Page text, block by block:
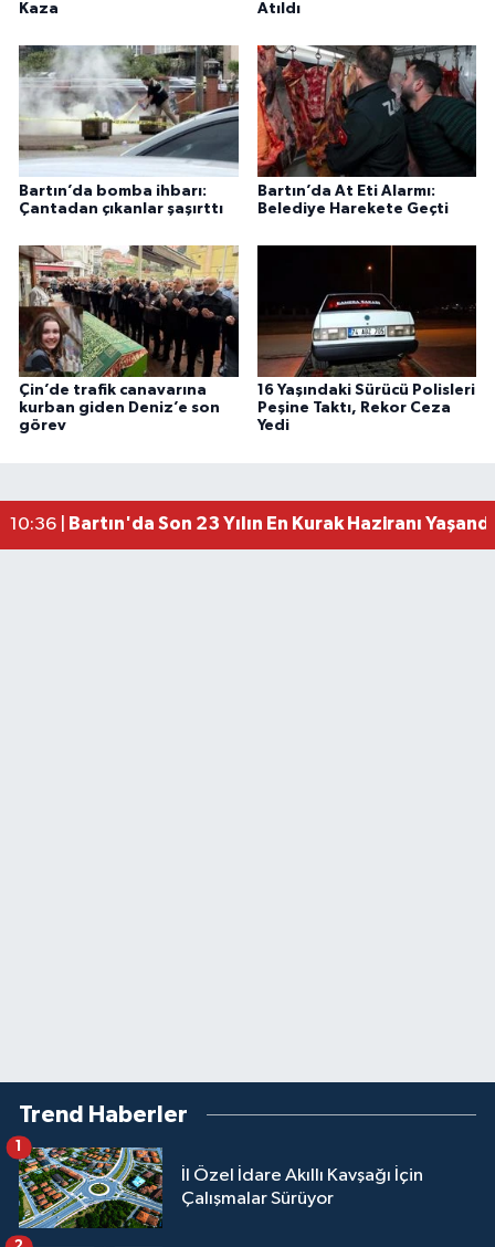
Kaza Atıldı
Bartın’da bomba ihbarı:
Çantadan çıkanlar şaşırttı
Bartın’da At Eti Alarmı:
Belediye Harekete Geçti
Çin’de trafik canavarına
kurban giden Deniz’e son
görev
16 Yaşındaki Sürücü Polisleri
Peşine Taktı, Rekor Ceza
Yedi
23:14 |
Amasra Belediye Başkanı Çakır CHP'den istifa
Trend Haberler
İl Özel İdare Akıllı Kavşağı İçin
Çalışmalar Sürüyor
1